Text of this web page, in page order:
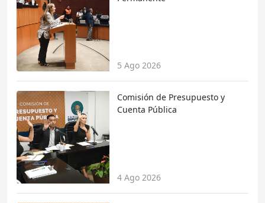
5 Ago 2026
Comisión de Presupuesto y
Cuenta Pública
4 Ago 2026